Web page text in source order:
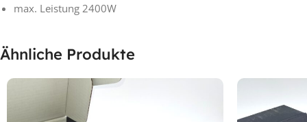
max. Leistung 2400W
Ähnliche Produkte